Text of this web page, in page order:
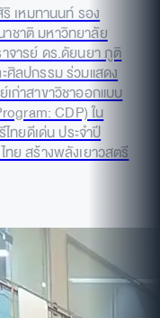
เหมทานนท์ รอง
ชาติ มหาวิทยาลัย
จารย์ ดร.ดัยนยา ภูติ
ศิลปกรรม ร่วมแสดง
ก่าสาขาวิชาออกแบบ
CDP) ใน
ทยดีเด่น ประจำปี
ย สร้างพลังเยาวสตรี